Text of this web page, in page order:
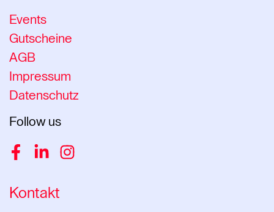
Events
Gutscheine
AGB
Impressum
Datenschutz
Follow us
Facebook
LinkedInInstagram
Kontakt